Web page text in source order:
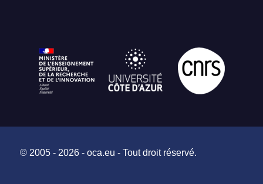
© 2005 - 2026 - oca.eu - Tout droit réservé.